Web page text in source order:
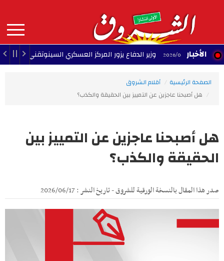
contenu
principal
MAIN
NAVIGATION الأخبار 23:34 - وزير الدفاع يزور المركز العسكري السينوتقني 23:05 - 2026/08/07
الصفحة الرئيسية
أقلام الشروق
هل أصبحنا عاجزين عن التمييز بين الحقيقة والكذب؟
هل أصبحنا عاجزين عن التمييز بين
الحقيقة والكذب؟
صدر هذا المقال بالنسخة الورقية للشروق - تاريخ النشر : 2026/06/17